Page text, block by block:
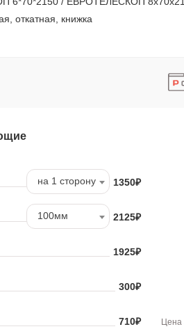
откатная, книжка
на 1 сторону 1350₽
100мм 2125₽
1925₽
300₽
710₽ Цена